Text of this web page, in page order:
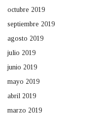
octubre 2019
septiembre 2019
agosto 2019
julio 2019
junio 2019
mayo 2019
abril 2019
marzo 2019